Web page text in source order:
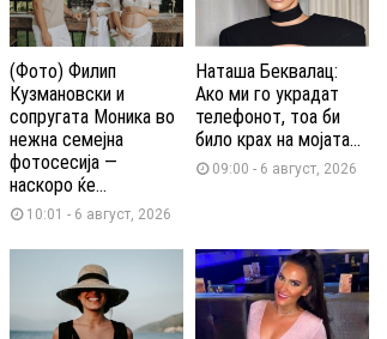
(Фото) Филип
Кузмановски и
сопругата Моника во
нежна семејна
фотосесија —
наскоро ќе...
10:01 - 6 август, 2026
Наташа Беквалац:
Ако ми го украдат
телефонот, тоа би
било крах на мојата...
09:00 - 6 август, 2026